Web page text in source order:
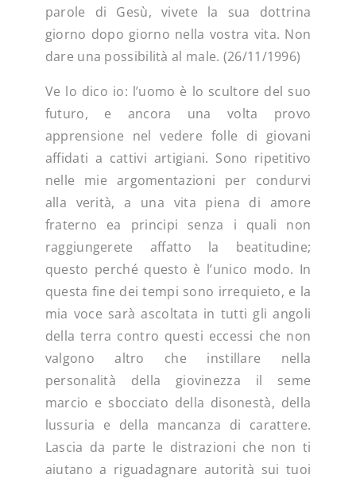
parole di Gesù, vivete la sua dottrina
giorno dopo giorno nella vostra vita. Non
dare una possibilità al male. (26/11/1996)
Ve lo dico io: l’uomo è lo scultore del suo
futuro, e ancora una volta provo
apprensione nel vedere folle di giovani
affidati a cattivi artigiani. Sono ripetitivo
nelle mie argomentazioni per condurvi
alla verità, a una vita piena di amore
fraterno ea principi senza i quali non
raggiungerete affatto la beatitudine;
questo perché questo è l’unico modo. In
questa fine dei tempi sono irrequieto, e la
mia voce sarà ascoltata in tutti gli angoli
della terra contro questi eccessi che non
valgono altro che instillare nella
personalità della giovinezza il seme
marcio e sbocciato della disonestà, della
lussuria e della mancanza di carattere.
Lascia da parte le distrazioni che non ti
aiutano a riguadagnare autorità sui tuoi